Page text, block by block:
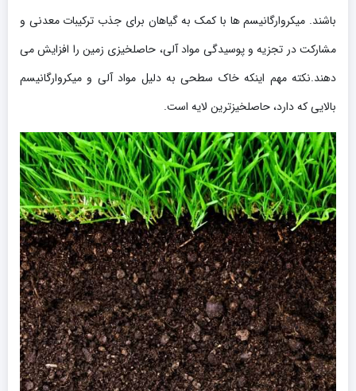
باشند. میکروارگانیسم ها با کمک به گیاهان برای جذب ترکیبات معدنی و
مشارکت در تجزیه و پوسیدگی مواد آلی، حاصلخیزی زمین را افزایش می
دهند.نکته مهم اینکه خاک سطحی به دلیل مواد آلی و میکروارگانیسم
بالایی که دارد، حاصلخیزترین لایه است.